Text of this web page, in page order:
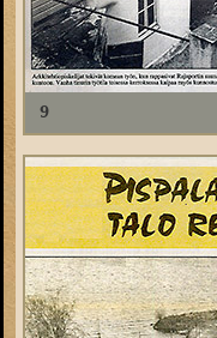
9